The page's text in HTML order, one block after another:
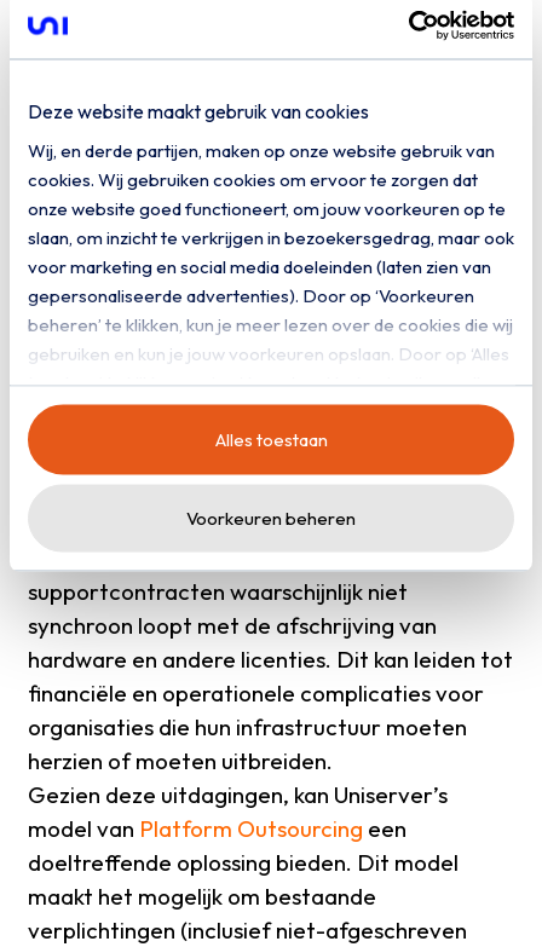
Deze website maakt gebruik van cookies
Wij, en derde partijen, maken op onze website gebruik van
cookies. Wij gebruiken cookies om ervoor te zorgen dat
onze website goed functioneert, om jouw voorkeuren op te
slaan, om inzicht te verkrijgen in bezoekersgedrag, maar ook
voor marketing en social media doeleinden (laten zien van
gepersonaliseerde advertenties). Door op ‘Voorkeuren
beheren’ te klikken, kun je meer lezen over de cookies die wij
gebruiken en kun je jouw voorkeuren opslaan. Door op ‘Alles
toestaan’ te klikken, ga je akkoord met het gebruik van alle
cookies zoals omschreven in onzeprivacy- en
cookieverklaring
Alles toestaan
Voorkeuren beheren
organisaties die nu nog on-premise VMware
platformen hebben na te denken over de
drie mogelijkheden:
Platform On-Premise behouden:Dit betekent
het accepteren van de nieuw (en waarschijnlijk
hogere) VMware-kosten onder het nieuwe
abonnementsmodel en de verandering in
service via partners.
Migreren naar de Public Cloud:Een optie die
flexibiliteit en schaalbaarheid kan bieden, maar
met eigen uitdagingen en overwegingen.
Migreren naar de Private (Hybride) Cloud:
Een alternatief dat stabiliteit en controle kan
behouden en meer kostenefficiëntie.
Een belangrijk aandachtspunt is dat de looptijd
van VMware-licenties en bijbehorende
supportcontracten waarschijnlijk niet
synchroon loopt met de afschrijving van
hardware en andere licenties. Dit kan leiden tot
financiële en operationele complicaties voor
organisaties die hun infrastructuur moeten
herzien of moeten uitbreiden.
Gezien deze uitdagingen, kan Uniserver’s
model van Platform Outsourcing een
doeltreffende oplossing bieden. Dit model
maakt het mogelijk om bestaande
verplichtingen (inclusief niet-afgeschreven